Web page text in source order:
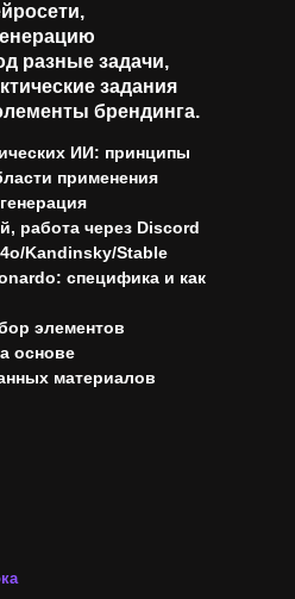
разные задачи,
задания
брендинга.
ИИ: принципы
применения
работа через Discord
Kandinsky/Stable
специфика и как
элементов
основе
материалов